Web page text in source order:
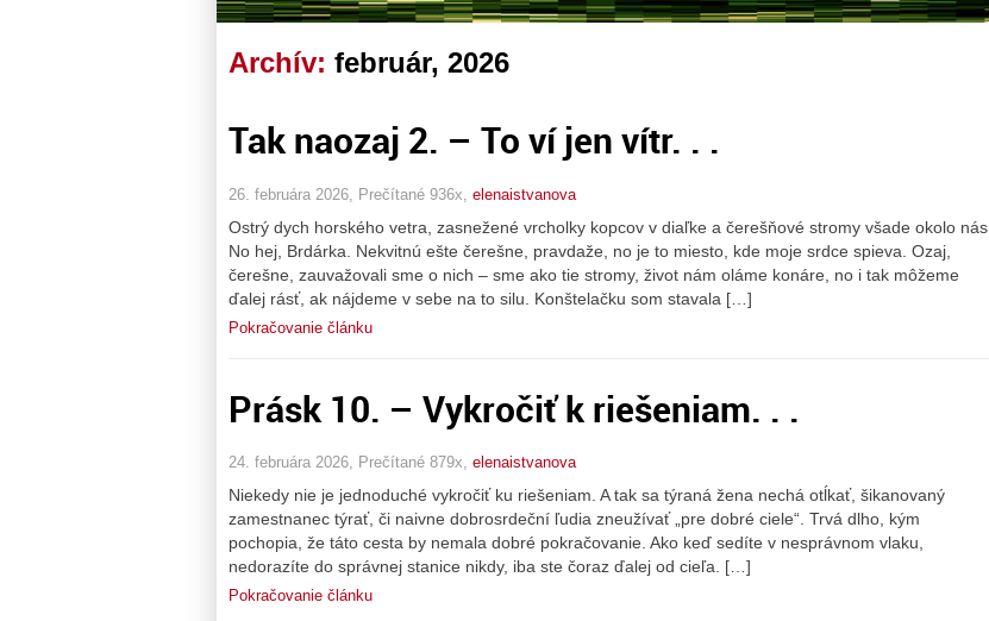
Archív: február, 2026
Tak naozaj 2. – To ví jen vítr. . .
26. februára 2026, Prečítané 936x, elenaistvanova
Ostrý dych horského vetra, zasnežené vrcholky kopcov v diaľke a čerešňové stromy všade okolo nás.
No hej, Brdárka. Nekvitnú ešte čerešne, pravdaže, no je to miesto, kde moje srdce spieva. Ozaj,
čerešne, zauvažovali sme o nich – sme ako tie stromy, život nám oláme konáre, no i tak môžeme
ďalej rásť, ak nájdeme v sebe na to silu. Konštelačku som stavala […]
Pokračovanie článku
Prásk 10. – Vykročiť k riešeniam. . .
24. februára 2026, Prečítané 879x, elenaistvanova
Niekedy nie je jednoduché vykročiť ku riešeniam. A tak sa týraná žena nechá otĺkať, šikanovaný
zamestnanec týrať, či naivne dobrosrdeční ľudia zneužívať „pre dobré ciele“. Trvá dlho, kým
pochopia, že táto cesta by nemala dobré pokračovanie. Ako keď sedíte v nesprávnom vlaku,
nedorazíte do správnej stanice nikdy, iba ste čoraz ďalej od cieľa. […]
Pokračovanie článku